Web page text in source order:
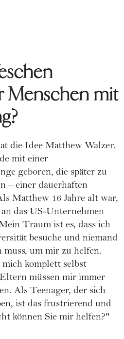
Menschen mit
die Idee Matthew Walzer.
mit einer
geboren, die später zu
– einer dauerhaften
Matthew 16 Jahre alt war,
das US-Unternehmen
Traum ist es, dass ich
besuche und niemand
um mir zu helfen.
komplett selbst
müssen mir immer
Als Teenager, der sich
ist das frustrierend und
können Sie mir helfen?"